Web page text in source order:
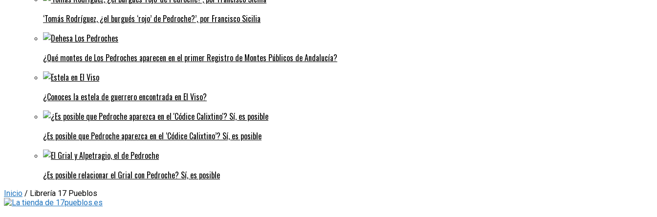
‘Tomás Rodríguez, ¿el burgués ‘rojo’ de Pedroche?’, por Francisco Sicilia
¿Qué montes de Los Pedroches aparecen en el primer Registro de Montes Públicos de Andalucía?
¿Conoces la estela de guerrero encontrada en El Viso?
¿Es posible que Pedroche aparezca en el ‘Códice Calixtino’? Sí, es posible
¿Es posible relacionar el Grial con Pedroche? Sí, es posible
Inicio / Librería 17 Pueblos